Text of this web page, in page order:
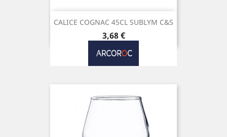
CALICE COGNAC 45CL SUBLYM C&S
Preço
3,68 €